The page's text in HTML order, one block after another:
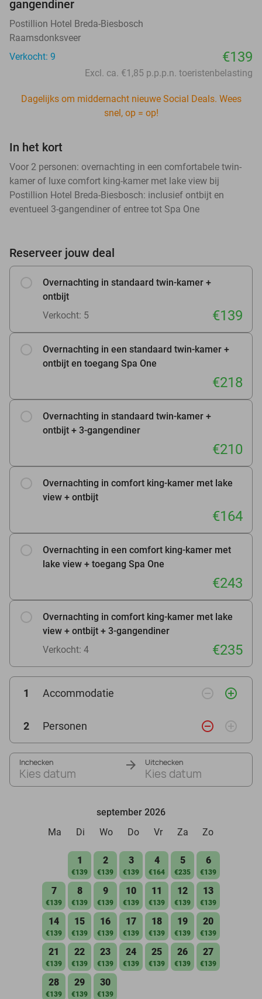
gangendiner
Postillion Hotel Breda-Biesbosch
Raamsdonksveer
Verkocht: 9
€139
Excl. ca. €1,85 p.p.p.n. toeristenbelasting
Dagelijks om middernacht nieuwe Social Deals. Wees
snel, op = op!
In het kort
Voor 2 personen: overnachting in een comfortabele twin-
kamer of luxe comfort king-kamer met lake view bij
Postillion Hotel Breda-Biesbosch: inclusief ontbijt en
eventueel 3-gangendiner of entree tot Spa One
Reserveer jouw deal
Overnachting in standaard twin-kamer +
ontbijt
Verkocht: 5
€139
Overnachting in een standaard twin-kamer +
ontbijt en toegang Spa One
€218
Overnachting in standaard twin-kamer +
ontbijt + 3-gangendiner
€210
Overnachting in comfort king-kamer met lake
view + ontbijt
€164
Overnachting in een comfort king-kamer met
lake view + toegang Spa One
€243
Overnachting in comfort king-kamer met lake
view + ontbijt + 3-gangendiner
Verkocht: 4
€235
1 Accommodatie remove_circle_outline add_circle_outline
2 Personen remove_circle_outline add_circle_outline
Inchecken
Kies datum
Uitchecken
Kies datum
september 2026
Ma
Di Wo Do Vr Za Zo
1
€139
2
€139
3
€139
4
€164
5
€235
6
€139
7
€139
8
€139
9
€139
10
€139
11
€139
12
€139
13
€139
14
€139
15
€139
16
€139
17
€139
18
€139
19
€139
20
€139
21
€139
22
€139
23
€139
24
€139
25
€139
26
€139
27
€139
28
€139
29
€139
30
€139